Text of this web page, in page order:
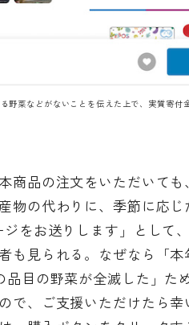
野菜などがないことを伝えた上で、実質寄
商品の注文をいただいて
物の代わりに、季節に応
をお送りします」として
も見られる。なぜなら「
目の野菜が全滅した」た
で、ご支援いただけたら